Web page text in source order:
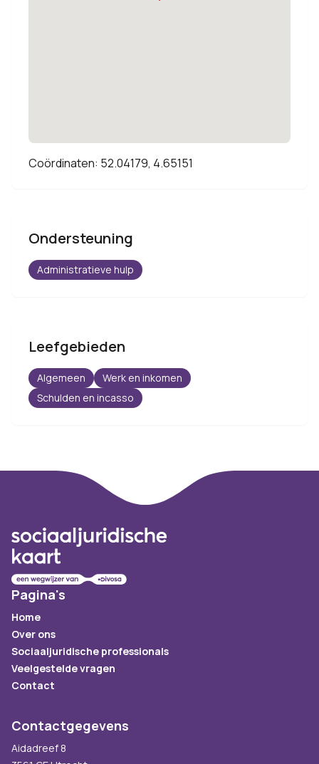
Coördinaten: 52.04179, 4.65151
Ondersteuning
Administratieve hulp
Leefgebieden
Algemeen
Werk en inkomen
Schulden en incasso
Pagina's
Home
Over ons
Sociaaljuridische professionals
Veelgestelde vragen
Contact
Contactgegevens
Aidadreef 8